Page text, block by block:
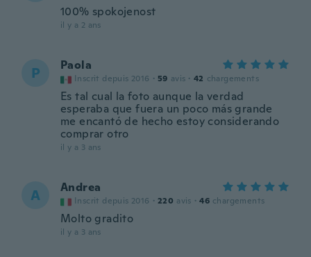
100% spokojenost
il y a 2 ans
P Paola
Inscrit depuis 2016 · 59 avis · 42 chargements
Es tal cual la foto aunque la verdad
esperaba que fuera un poco más grande
me encantó de hecho estoy considerando
comprar otro
il y a 3 ans
A Andrea
Inscrit depuis 2016 · 220 avis · 46 chargements
Molto gradito
il y a 3 ans